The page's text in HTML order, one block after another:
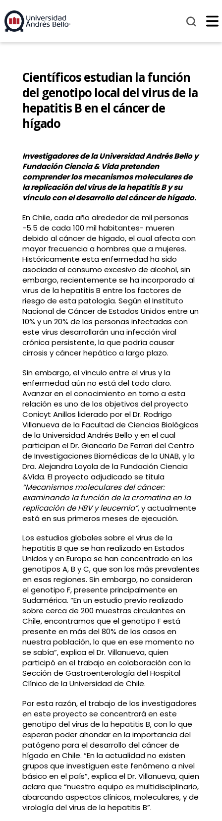
Científicos estudian la función
del genotipo local del virus de la
hepatitis B en el cáncer de
hígado
Investigadores de la Universidad Andrés Bello y
Fundación Ciencia & Vida pretenden
comprender los mecanismos moleculares de
la replicación del virus de la hepatitis B y su
vínculo con el desarrollo del cáncer de hígado.
En Chile, cada año alrededor de mil personas
-5.5 de cada 100 mil habitantes- mueren
debido al cáncer de hígado, el cual afecta con
mayor frecuencia a hombres que a mujeres.
Históricamente esta enfermedad ha sido
asociada al consumo excesivo de alcohol, sin
embargo, recientemente se ha incorporado al
virus de la hepatitis B entre los factores de
riesgo de esta patología. Según el Instituto
Nacional de Cáncer de Estados Unidos entre un
10% y un 20% de las personas infectadas con
este virus desarrollarán una infección viral
crónica persistente, la que podría causar
cirrosis y cáncer hepático a largo plazo.
Sin embargo, el vínculo entre el virus y la
enfermedad aún no está del todo claro.
Avanzar en el conocimiento en torno a esta
relación es uno de los objetivos del proyecto
Conicyt Anillos liderado por el Dr. Rodrigo
Villanueva de la Facultad de Ciencias Biológicas
de la Universidad Andrés Bello y en el cual
participan el Dr. Giancarlo De Ferrari del Centro
de Investigaciones Biomédicas de la UNAB, y la
Dra. Alejandra Loyola de la Fundación Ciencia
&Vida. El proyecto adjudicado se titula
“Mecanismos moleculares del cáncer:
examinando la función de la cromatina en la
replicación de HBV y leucemia”, y actualmente
está en sus primeros meses de ejecución.
Los estudios globales sobre el virus de la
hepatitis B que se han realizado en Estados
Unidos y en Europa se han concentrado en los
genotipos A, B y C, que son los más prevalentes
en esas regiones. Sin embargo, no consideran
el genotipo F, presente principalmente en
Sudamérica. “En un estudio previo realizado
sobre cerca de 200 muestras circulantes en
Chile, encontramos que el genotipo F está
presente en más del 80% de los casos en
nuestra población, lo que en ese momento no
se sabía”, explica el Dr. Villanueva, quien
participó en el trabajo en colaboración con la
Sección de Gastroenterología del Hospital
Clínico de la Universidad de Chile.
Por esta razón, el trabajo de los investigadores
en este proyecto se concentrará en este
genotipo del virus de la hepatitis B, con lo que
esperan poder ahondar en la importancia del
patógeno para el desarrollo del cáncer de
hígado en Chile. “En la actualidad no existen
grupos que investiguen este fenómeno a nivel
básico en el país”, explica el Dr. Villanueva, quien
aclara que “nuestro equipo es multidisciplinario,
abarcando aspectos clínicos, moleculares, y de
virología del virus de la hepatitis B”.